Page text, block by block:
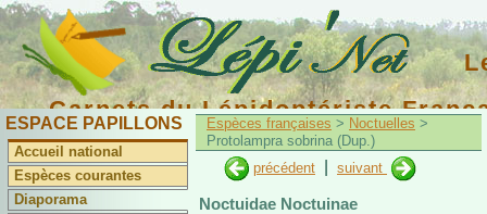
Carnets du Lépidoptériste
ESPACE PAPILLONS
Accueil national
Espèces courantes
Diaporama
Espèces françaises > Noctuelles >
Protolampra sobrina (Dup.)
précédent
suivant
Noctuidae Noctuinae